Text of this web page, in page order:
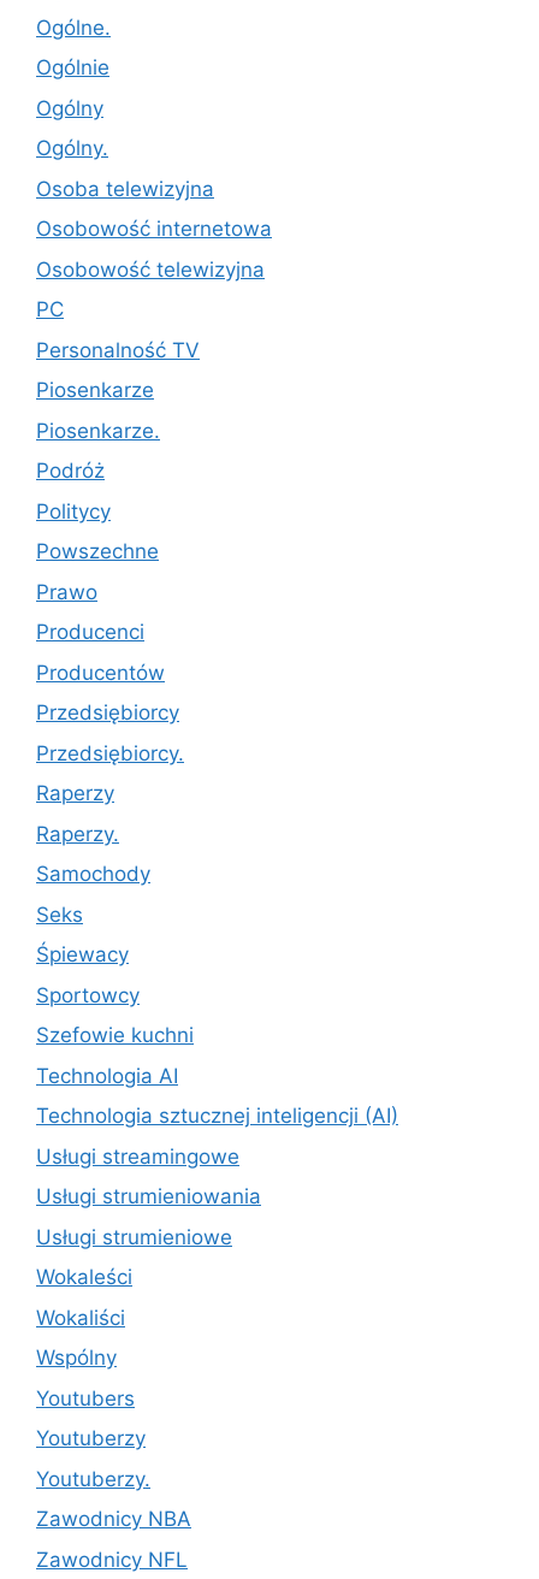
Ogólne.
Ogólnie
Ogólny
Ogólny.
Osoba telewizyjna
Osobowość internetowa
Osobowość telewizyjna
PC
Personalność TV
Piosenkarze
Piosenkarze.
Podróż
Politycy
Powszechne
Prawo
Producenci
Producentów
Przedsiębiorcy
Przedsiębiorcy.
Raperzy
Raperzy.
Samochody
Seks
Śpiewacy
Sportowcy
Szefowie kuchni
Technologia AI
Technologia sztucznej inteligencji (AI)
Usługi streamingowe
Usługi strumieniowania
Usługi strumieniowe
Wokaleści
Wokaliści
Wspólny
Youtubers
Youtuberzy
Youtuberzy.
Zawodnicy NBA
Zawodnicy NFL